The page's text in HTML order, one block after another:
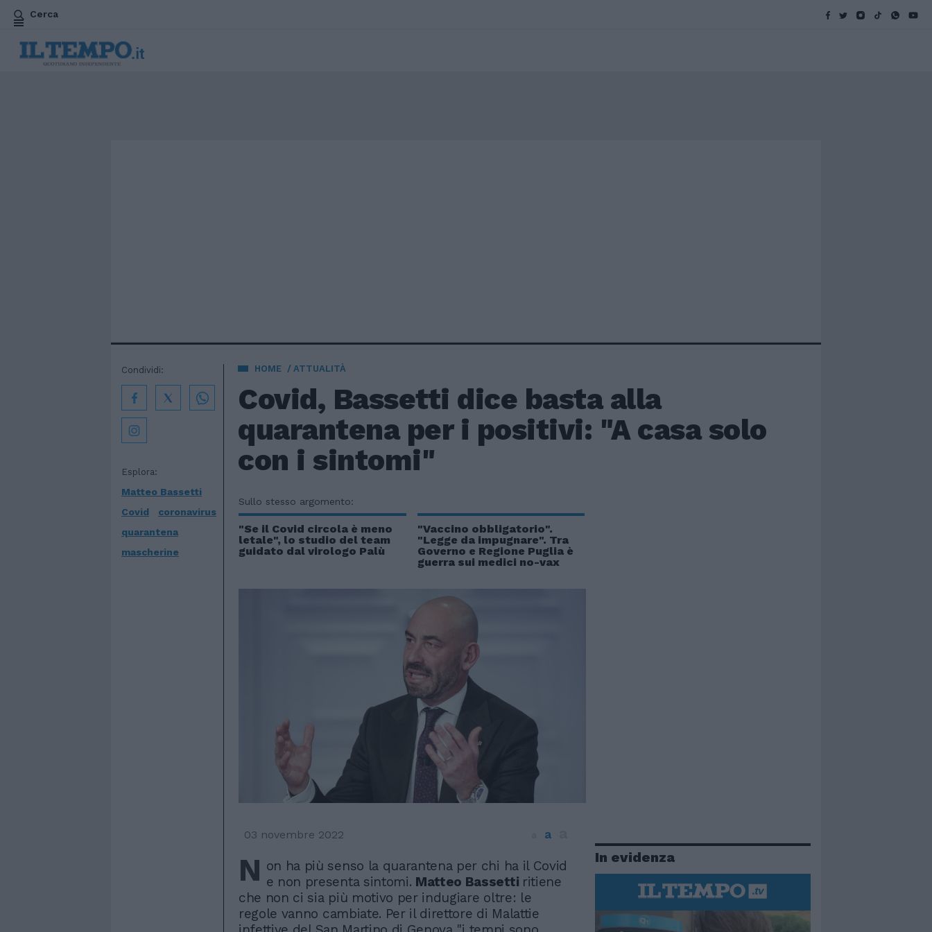
Cerca
HOME ATTUALITÀ
Covid, Bassetti dice basta alla
quarantena per i positivi: "A casa solo
con i sintomi"
Esplora:
Matteo Bassetti
Covid
coronavirus
quarantena
mascherine
Condividi:
Sullo stesso argomento:
"Se il Covid circola è meno
letale", lo studio del team
guidato dal virologo Palù
"Vaccino obbligatorio".
"Legge da impugnare". Tra
Governo e Regione Puglia è
guerra sui medici no-vax
03 novembre 2022 a
N on ha più senso la quarantena per chi ha il Covid
e non presenta sintomi. Matteo Bassetti ritiene
che non ci sia più motivo per indugiare oltre: le
regole vanno cambiate. Per il direttore di Malattie
In evidenza